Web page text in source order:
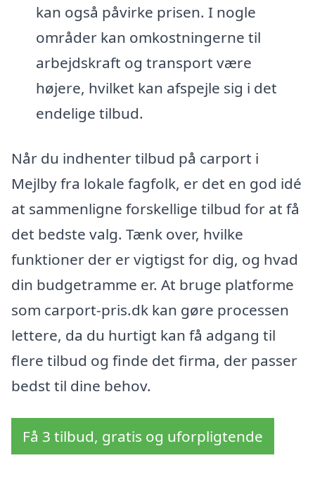
kan også påvirke prisen. I nogle
områder kan omkostningerne til
arbejdskraft og transport være
højere, hvilket kan afspejle sig i det
endelige tilbud.
Når du indhenter tilbud på carport i
Mejlby fra lokale fagfolk, er det en god idé
at sammenligne forskellige tilbud for at få
det bedste valg. Tænk over, hvilke
funktioner der er vigtigst for dig, og hvad
din budgetramme er. At bruge platforme
som carport-pris.dk kan gøre processen
lettere, da du hurtigt kan få adgang til
flere tilbud og finde det firma, der passer
bedst til dine behov.
Få 3 tilbud, gratis og uforpligtende